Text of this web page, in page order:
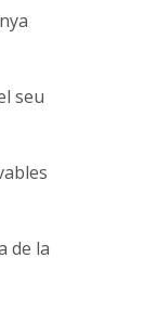
seu
de la